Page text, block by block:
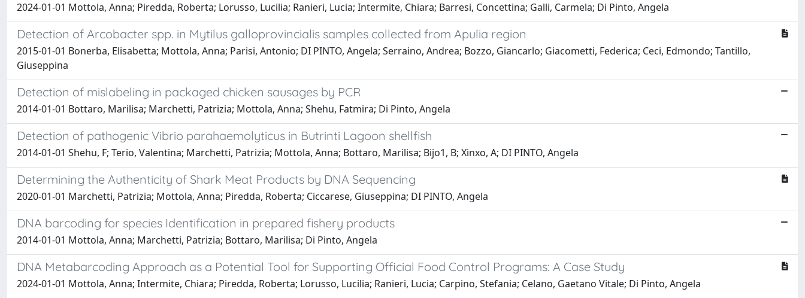
2024-01-01 Mottola, Anna; Piredda, Roberta; Lorusso, Lucilia; Ranieri, Lucia; Intermite, Chiara; Barresi, Concettina; Galli, Carmela; Di Pinto, Angela
Detection of Arcobacter spp. in Mytilus galloprovincialis samples collected from Apulia region
2015-01-01 Bonerba, Elisabetta; Mottola, Anna; Parisi, Antonio; DI PINTO, Angela; Serraino, Andrea; Bozzo, Giancarlo; Giacometti, Federica; Ceci, Edmondo; Tantillo,
Giuseppina
Detection of mislabeling in packaged chicken sausages by PCR
2014-01-01 Bottaro, Marilisa; Marchetti, Patrizia; Mottola, Anna; Shehu, Fatmira; Di Pinto, Angela
Detection of pathogenic Vibrio parahaemolyticus in Butrinti Lagoon shellfish
2014-01-01 Shehu, F; Terio, Valentina; Marchetti, Patrizia; Mottola, Anna; Bottaro, Marilisa; Bijo1, B; Xinxo, A; DI PINTO, Angela
Determining the Authenticity of Shark Meat Products by DNA Sequencing
2020-01-01 Marchetti, Patrizia; Mottola, Anna; Piredda, Roberta; Ciccarese, Giuseppina; DI PINTO, Angela
DNA barcoding for species Identification in prepared fishery products
2014-01-01 Mottola, Anna; Marchetti, Patrizia; Bottaro, Marilisa; Di Pinto, Angela
DNA Metabarcoding Approach as a Potential Tool for Supporting Official Food Control Programs: A Case Study
2024-01-01 Mottola, Anna; Intermite, Chiara; Piredda, Roberta; Lorusso, Lucilia; Ranieri, Lucia; Carpino, Stefania; Celano, Gaetano Vitale; Di Pinto, Angela